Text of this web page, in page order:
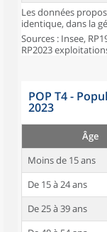
Les données
identique, dans la
Sources : Insee,
RP2023
POP T4 -
2023
Âge
Moins de 15 ans
De 15 à 24 ans
De 25 à 39 ans